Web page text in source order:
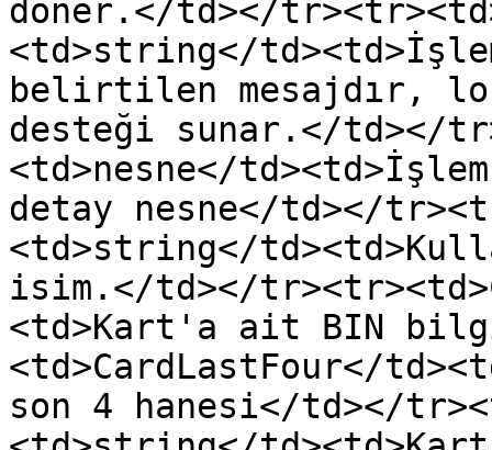
döner.</td></
<td>string</
belirtilen mesajdır,
desteği sunar.</td></
<td>nesne</
detay nesne</td></
<td>string</
isim.</td></
<td>Kart'a ait BIN
<td>CardLastFour</
son 4 hanesi</td></